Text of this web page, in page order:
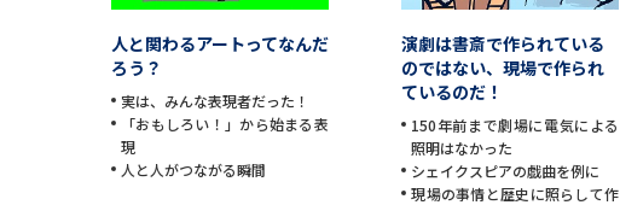
人と関わるアートってなんだ
ろう？
実は、みんな表現者だった！
「おもしろい！」から始まる表
現
人と人がつながる瞬間
演劇は書斎で作られている
のではない、現場で作られ
ているのだ！
150年前まで劇場に電気による
照明はなかった
シェイクスピアの戯曲を例に
現場の事情と歴史に照らして作